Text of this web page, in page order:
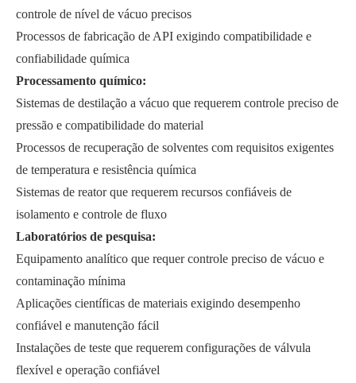
controle de nível de vácuo precisos
Processos de fabricação de API exigindo compatibilidade e
confiabilidade química
Processamento químico:
Sistemas de destilação a vácuo que requerem controle preciso de
pressão e compatibilidade do material
Processos de recuperação de solventes com requisitos exigentes
de temperatura e resistência química
Sistemas de reator que requerem recursos confiáveis de
isolamento e controle de fluxo
Laboratórios de pesquisa:
Equipamento analítico que requer controle preciso de vácuo e
contaminação mínima
Aplicações científicas de materiais exigindo desempenho
confiável e manutenção fácil
Instalações de teste que requerem configurações de válvula
flexível e operação confiável